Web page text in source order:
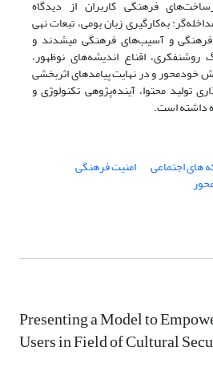
فرهنگی کاربران از دیدگاه
به‌کارگیری زبان بومی، تبعات نهی
فرهنگی و آسیب‌های فرهنگی می­شدند و
روشنفکری، اقناع اندیشه‌های نوظهور،
خودمحور و در نهایت پیامدهای اثربخشی
تولید محتوا، آینده‌پژوهی تکنولوژی و
داشته است.
های اجتماعی امنیت فرهنگی
Presenting a Model to
Users in Field of Cultural